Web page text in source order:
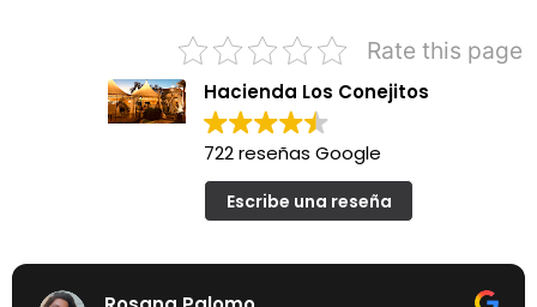
Rate this page
Hacienda Los Conejitos
722 reseñas Google
Escribe una reseña